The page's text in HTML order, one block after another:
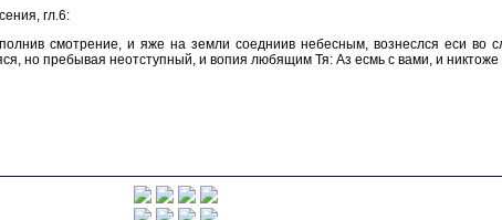
гл.6:
смотрение, и яже на земли соедниив небесным, вознеслся еси во
но пребывая неотступный, и вопия любящим Тя: Аз есмь с вами, и